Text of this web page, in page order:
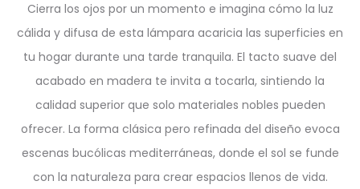
Cierra los ojos por un momento e imagina cómo la luz
cálida y difusa de esta lámpara acaricia las superficies en
tu hogar durante una tarde tranquila. El tacto suave del
acabado en madera te invita a tocarla, sintiendo la
calidad superior que solo materiales nobles pueden
ofrecer. La forma clásica pero refinada del diseño evoca
escenas bucólicas mediterráneas, donde el sol se funde
con la naturaleza para crear espacios llenos de vida.